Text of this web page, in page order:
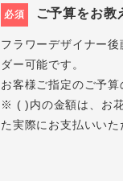
必須 ご予算をお教
フラワーデザイナー
ダー可能です。
お客様ご指定のご予
※ ( )内の金額は、お
た実際にお支払いいた